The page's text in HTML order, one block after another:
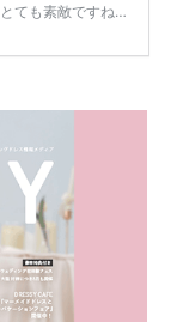
ても素敵ですね♡
。 上戸彩さん・H
イナーに頼んだ特
さん散りばめら